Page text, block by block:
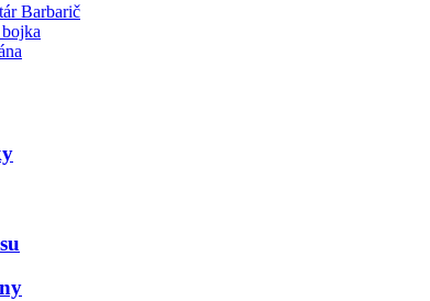
Barbarič